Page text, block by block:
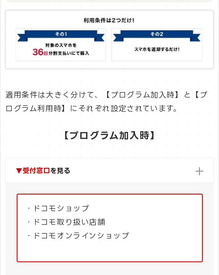
適用条件は大きく分けて、【プログラム加入時】と【プ
ログラム利用時】にそれぞれ設定されています。
【プログラム加入時】
▼受付窓口を見る
・ドコモショップ
・ドコモ取り扱い店舗
・ドコモオンラインショップ